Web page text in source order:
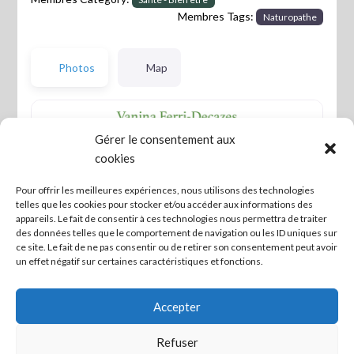
Gérer le consentement aux
cookies
Pour offrir les meilleures expériences, nous utilisons des technologies
telles que les cookies pour stocker et/ou accéder aux informations des
appareils. Le fait de consentir à ces technologies nous permettra de traiter
des données telles que le comportement de navigation ou les ID uniques sur
ce site. Le fait de ne pas consentir ou de retirer son consentement peut avoir
un effet négatif sur certaines caractéristiques et fonctions.
Accepter
Refuser
Membres Tags: Naturopathe
Photos Map